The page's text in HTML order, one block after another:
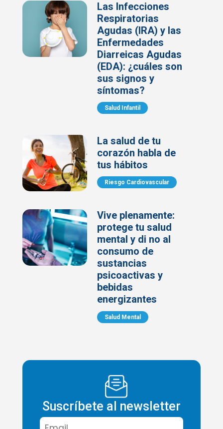
Las Infecciones
Respiratorias
Agudas (IRA) y las
Enfermedades
Diarreicas Agudas
(EDA): ¿cuáles son
sus signos y
síntomas?
Salud Infantil
La salud de tu
corazón habla de
tus hábitos
Riesgo Cardiovascular
Vive plenamente:
protege tu salud
mental y di no al
consumo de
sustancias
psicoactivas y
bebidas
energizantes
Salud Mental
Suscríbete al newsletter